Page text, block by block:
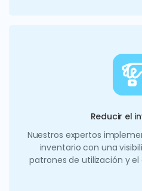
Reducir el
Nuestros expertos
inventario con una
patrones de utilización y